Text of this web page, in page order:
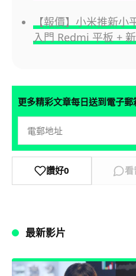
【報價】小米推新小
入門 Redmi 平板 +
更多精彩文章每日送到電子郵
讚好0
最新影片